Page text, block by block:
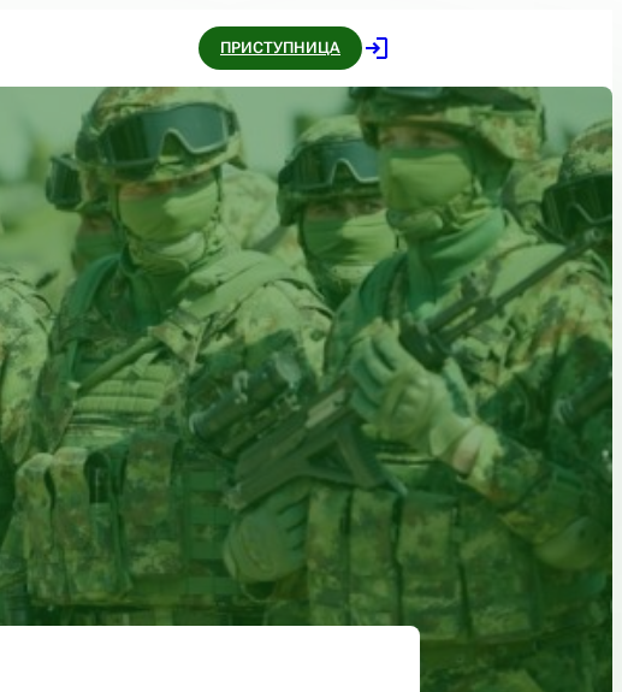
ПРИСТУПНИЦА